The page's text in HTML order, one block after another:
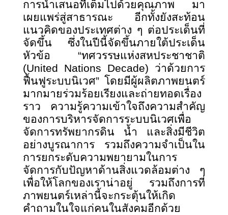
การนำเสนอที่เต็มไปด้วยคุณภาพ มา
เผยแพร่สู่สาธารณะ อีกทั้งยังสะท้อน
แนวคิดของประเทศต่าง ๆ ต่อประเด็นที่
จัดขึ้น ซึ่งในปีนี้จัดขึ้นภายใต้ประเด็น
หัวข้อ “ทศวรรษแห่งสหประชาชาติ
(United Nations Decade) ว่าด้วยการ
ฟื้นฟูระบบนิเวศ” โดยมีผู้ผลิตภาพยนตร์
มากมายร่วมร้อยเรียงและถ่ายทอดเรื่อง
ราว ความรู้ความเข้าใจถึงความสำคัญ
ของการบริหารจัดการระบบนิเวศเพื่อ
จัดการทรัพยากรดิน น้ำ และสิ่งมีชีวิต
อย่างบูรณาการ รวมถึงความจำเป็นใน
การยกระดับความพยายามในการ
จัดการกับปัญหาด้านสิ่งแวดล้อมต่าง ๆ
เพื่อให้โลกของเราน่าอยู่ รวมถึงการที่
ภาพยนตร์เหล่านี้จะกระตุ้นให้เกิด
คำถามในใจแก่คนในสังคมอีกด้วย